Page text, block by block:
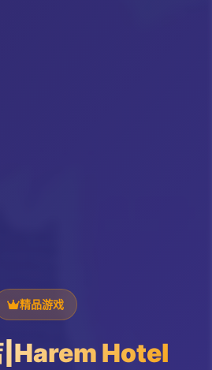
精品游戏
|Harem Hotel